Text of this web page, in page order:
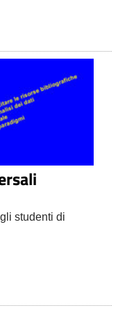
studenti di